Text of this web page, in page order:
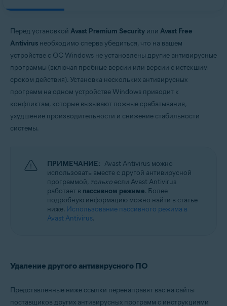
Перед установкой Avast Premium Security или Avast Free
Antivirus необходимо сперва убедиться, что на вашем
устройстве с ОС Windows не установлены другие антивирусные
программы (включая пробные версии или версии с истекшим
сроком действия). Установка нескольких антивирусных
программ на одном устройстве Windows приводит к
конфликтам, которые вызывают ложные срабатывания,
ухудшение производительности и снижение стабильности
системы.
ПРИМЕЧАНИЕ: Avast Antivirus можно
использовать вместе с другой антивирусной
программой, только если Avast Antivirus
работает в пассивном режиме. Более
подробную информацию можно найти в статье
ниже. Использование пассивного режима в
Avast Antivirus.
Удаление другого антивирусного ПО
Представленные ниже ссылки перенаправят вас на сайты
поставщиков других антивирусных программ с инструкциями